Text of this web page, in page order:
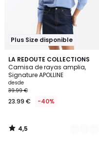
Plus Size disponible
LA REDOUTE COLLECTIONS
Camisa de rayas amplia,
Signature APOLLINE
desde
39.99 €
23.99 € -40%
4,5
/ 5
2
Colores
4,5
/